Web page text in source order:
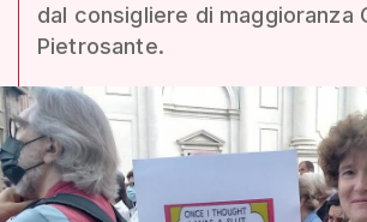
dal consigliere di maggioranza
Pietrosante.